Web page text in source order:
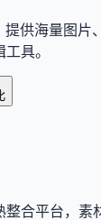
供海量图片
具。
合平台，素